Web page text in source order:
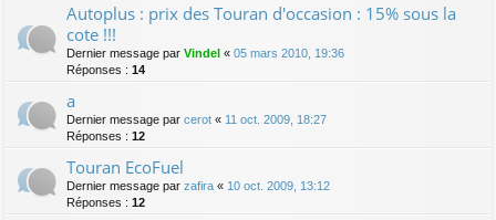
Autoplus : prix des Touran d'occasion : 15% sous la
cote !!!
Dernier message par Vindel « 05 mars 2010, 19:36
Réponses : 14
a
Dernier message par cerot « 11 oct. 2009, 18:27
Réponses : 12
Touran EcoFuel
Dernier message par zafira « 10 oct. 2009, 13:12
Réponses : 12